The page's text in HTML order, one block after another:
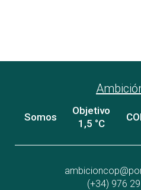
Somos
Objetivo
1,5 °C
(+34) 976